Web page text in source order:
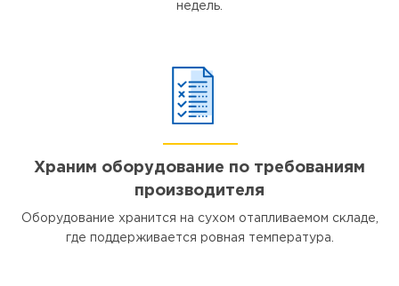
недель.
Храним оборудование по требованиям
производителя
Оборудование хранится на сухом отапливаемом складе,
где поддерживается ровная температура.